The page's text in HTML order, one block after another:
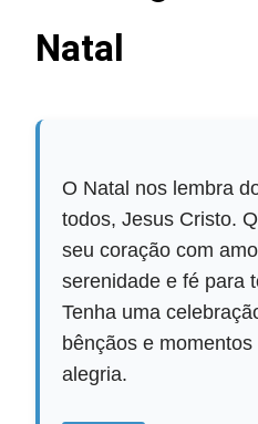
Natal
O Natal nos lembra
todos, Jesus Cristo.
seu coração com
serenidade e fé para
Tenha uma
bênçãos e
alegria.